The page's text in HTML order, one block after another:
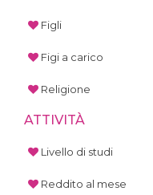
Figli
Figi a carico
Religione
ATTIVITÀ
Livello di studi
Reddito al mese